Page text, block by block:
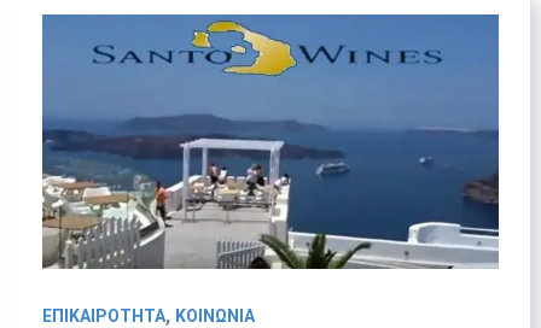
ΕΠΙΚΑΙΡΟΤΗΤΑ, ΚΟΙΝΩΝΙΑ